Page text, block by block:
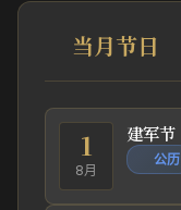
当月节日
1
8月
建军节
公历